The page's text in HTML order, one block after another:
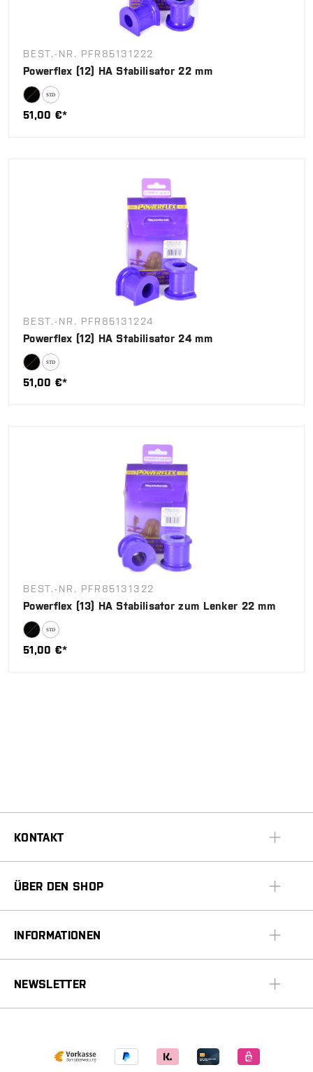
BEST.-NR. PFR85131222
Powerflex (12) HA Stabilisator 22 mm
51,00 €*
BEST.-NR. PFR85131224
Powerflex (12) HA Stabilisator 24 mm
51,00 €*
BEST.-NR. PFR85131322
Powerflex (13) HA Stabilisator zum Lenker 22 mm
51,00 €*
KONTAKT
ÜBER DEN SHOP
INFORMATIONEN
NEWSLETTER